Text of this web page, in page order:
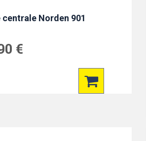
centrale Norden 901
€